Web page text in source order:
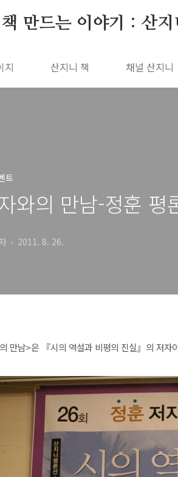
만드는 이야기 : 산
지 산지니 책 채널 산지니
트
와의 만남-정훈 평
2011. 8. 26.
만남>은 『시의 역설과 비평의 진실』의 저자